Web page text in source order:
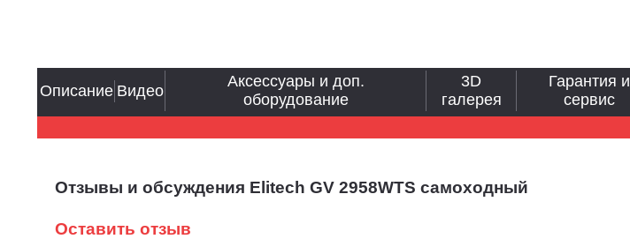
Отзывы и обсуждения Elitech GV 2958WTS самоходный
Оставить отзыв
Описание Видео
Аксессуары и доп.
оборудование
3D
галерея
Гарантия и
сервис